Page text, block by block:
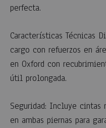
perfecta.
Características Técnicas
cargo con refuerzos en
en Oxford con
útil prolongada.
Seguridad: Incluye cintas
en ambas piernas para